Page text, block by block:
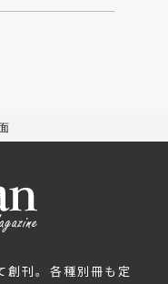
創刊。各種別冊も定